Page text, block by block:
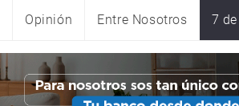
Opinión Entre Nosotros 7